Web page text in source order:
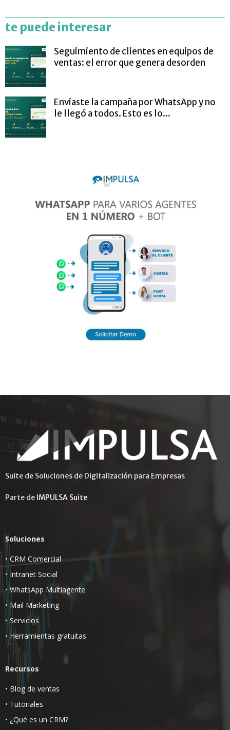
te puede interesar
Seguimiento de clientes en equipos de
ventas: el error que genera desorden
Enviaste la campaña por WhatsApp y no
le llegó a todos. Esto es lo...
Suite de Soluciones de Digitalización para Empresas
Parte de IMPULSA Suite
Soluciones
•CRM Comercial
• Intranet Social
• WhatsApp Multiagente
• Mail Marketing
• Servicios
• Herramientas gratuitas
Recursos
• Blog de ventas
• Tutoriales
• ¿Qué es un CRM?